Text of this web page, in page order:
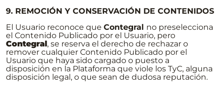
9. REMOCIÓN Y CONSERVACIÓN DE CONTENIDOS
El Usuario reconoce que Contegral no preselecciona
el Contenido Publicado por el Usuario, pero
Contegral, se reserva el derecho de rechazar o
remover cualquier Contenido Publicado por el
Usuario que haya sido cargado o puesto a
disposición en la Plataforma que viole los TyC, alguna
disposición legal, o que sean de dudosa reputación.